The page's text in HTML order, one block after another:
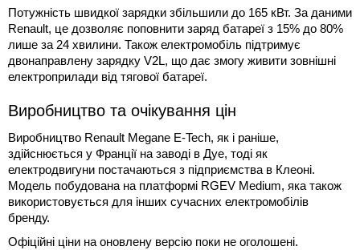
Потужність швидкої зарядки збільшили до 165 кВт. За даними
Renault, це дозволяє поповнити заряд батареї з 15% до 80%
лише за 24 хвилини. Також електромобіль підтримує
двонаправлену зарядку V2L, що дає змогу живити зовнішні
електроприлади від тягової батареї.
Виробництво та очікування цін
Виробництво Renault Megane E-Tech, як і раніше,
здійснюється у Франції на заводі в Дуе, тоді як
електродвигуни постачаються з підприємства в Клеоні.
Модель побудована на платформі RGEV Medium, яка також
використовується для інших сучасних електромобілів
бренду.
Офіційні ціни на оновлену версію поки не оголошені.